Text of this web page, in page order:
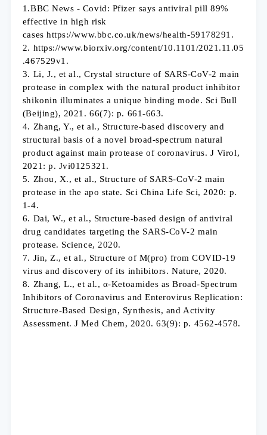
1.BBC News - Covid: Pfizer says antiviral pill 89%
effective in high risk
cases https://www.bbc.co.uk/news/health-59178291.
2. https://www.biorxiv.org/content/10.1101/2021.11.05
.467529v1.
3. Li, J., et al., Crystal structure of SARS-CoV-2 main
protease in complex with the natural product inhibitor
shikonin illuminates a unique binding mode. Sci Bull
(Beijing), 2021. 66(7): p. 661-663.
4. Zhang, Y., et al., Structure-based discovery and
structural basis of a novel broad-spectrum natural
product against main protease of coronavirus. J Virol,
2021: p. Jvi0125321.
5. Zhou, X., et al., Structure of SARS-CoV-2 main
protease in the apo state. Sci China Life Sci, 2020: p.
1-4.
6. Dai, W., et al., Structure-based design of antiviral
drug candidates targeting the SARS-CoV-2 main
protease. Science, 2020.
7. Jin, Z., et al., Structure of M(pro) from COVID-19
virus and discovery of its inhibitors. Nature, 2020.
8. Zhang, L., et al., α-Ketoamides as Broad-Spectrum
Inhibitors of Coronavirus and Enterovirus Replication:
Structure-Based Design, Synthesis, and Activity
Assessment. J Med Chem, 2020. 63(9): p. 4562-4578.